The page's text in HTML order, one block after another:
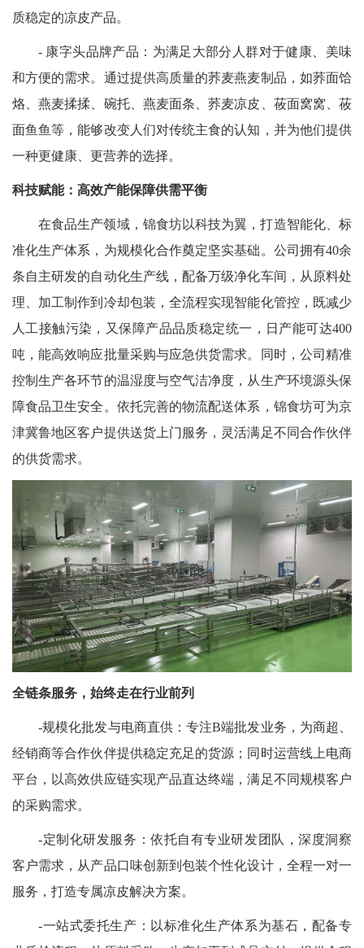
质稳定的凉皮产品。
- 康字头品牌产品：为满足大部分人群对于健康、美味
和方便的需求。通过提供高质量的荞麦燕麦制品，如荞面饸
烙、燕麦揉揉、碗托、燕麦面条、荞麦凉皮、莜面窝窝、莜
面鱼鱼等，能够改变人们对传统主食的认知，并为他们提供
一种更健康、更营养的选择。
科技赋能：高效产能保障供需平衡
在食品生产领域，锦食坊以科技为翼，打造智能化、标
准化生产体系，为规模化合作奠定坚实基础。公司拥有40余
条自主研发的自动化生产线，配备万级净化车间，从原料处
理、加工制作到冷却包装，全流程实现智能化管控，既减少
人工接触污染，又保障产品品质稳定统一，日产能可达400
吨，能高效响应批量采购与应急供货需求。同时，公司精准
控制生产各环节的温湿度与空气洁净度，从生产环境源头保
障食品卫生安全。依托完善的物流配送体系，锦食坊可为京
津冀鲁地区客户提供送货上门服务，灵活满足不同合作伙伴
的供货需求。
全链条服务，始终走在行业前列
-规模化批发与电商直供：专注B端批发业务，为商超、
经销商等合作伙伴提供稳定充足的货源；同时运营线上电商
平台，以高效供应链实现产品直达终端，满足不同规模客户
的采购需求。
-定制化研发服务：依托自有专业研发团队，深度洞察
客户需求，从产品口味创新到包装个性化设计，全程一对一
服务，打造专属凉皮解决方案。
-一站式委托生产：以标准化生产体系为基石，配备专